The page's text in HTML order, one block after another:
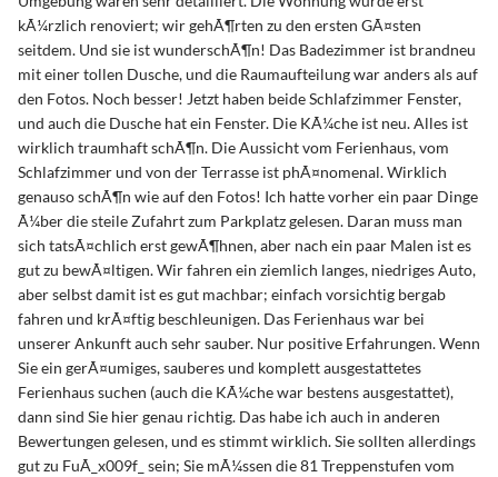
kÃ¼rzlich renoviert; wir gehÃ¶rten zu den ersten GÃ¤sten
seitdem. Und sie ist wunderschÃ¶n! Das Badezimmer ist brandneu
mit einer tollen Dusche, und die Raumaufteilung war anders als auf
den Fotos. Noch besser! Jetzt haben beide Schlafzimmer Fenster,
und auch die Dusche hat ein Fenster. Die KÃ¼che ist neu. Alles ist
wirklich traumhaft schÃ¶n. Die Aussicht vom Ferienhaus, vom
Schlafzimmer und von der Terrasse ist phÃ¤nomenal. Wirklich
genauso schÃ¶n wie auf den Fotos! Ich hatte vorher ein paar Dinge
Ã¼ber die steile Zufahrt zum Parkplatz gelesen. Daran muss man
sich tatsÃ¤chlich erst gewÃ¶hnen, aber nach ein paar Malen ist es
gut zu bewÃ¤ltigen. Wir fahren ein ziemlich langes, niedriges Auto,
aber selbst damit ist es gut machbar; einfach vorsichtig bergab
fahren und krÃ¤ftig beschleunigen. Das Ferienhaus war bei
unserer Ankunft auch sehr sauber. Nur positive Erfahrungen. Wenn
Sie ein gerÃ¤umiges, sauberes und komplett ausgestattetes
Ferienhaus suchen (auch die KÃ¼che war bestens ausgestattet),
dann sind Sie hier genau richtig. Das habe ich auch in anderen
Bewertungen gelesen, und es stimmt wirklich. Sie sollten allerdings
gut zu FuÃ_x009f_ sein; Sie mÃ¼ssen die 81 Treppenstufen vom